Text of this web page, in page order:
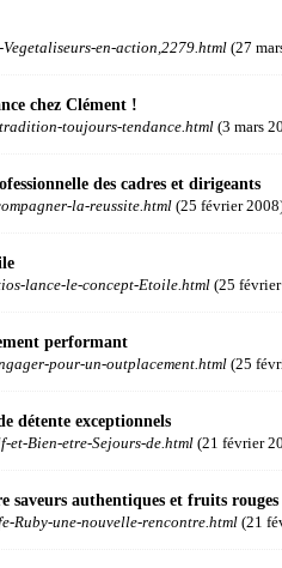
en-action,2279.html (27
chez Clément !
toujours-tendance.html (3 mars
des cadres et dirigeants
la-reussite.html(25 février
lance-le-concept-Etoile.html (25
performant
pour-un-outplacement.html(25
détente exceptionnels
et-Bien-etre-Sejours-de.html (21 février
saveurs authentiques et fruits rouges
Ruby-une-nouvelle-rencontre.html (21